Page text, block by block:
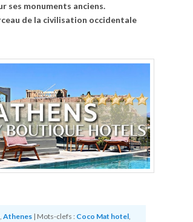
ses monuments anciens.
de la civilisation occidentale
Athenes | Mots-clefs : Coco Mat hotel,